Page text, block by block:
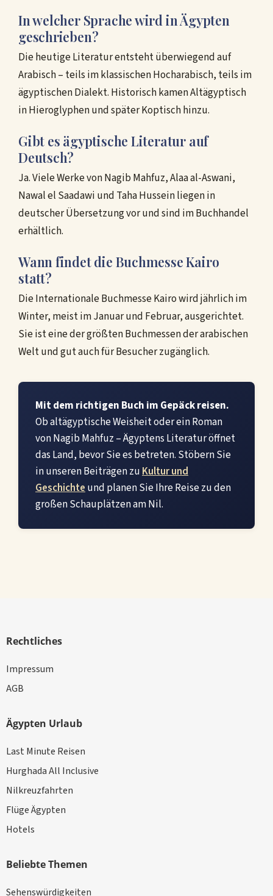
In welcher Sprache wird in Ägypten
geschrieben?
Die heutige Literatur entsteht überwiegend auf
Arabisch – teils im klassischen Hocharabisch, teils im
ägyptischen Dialekt. Historisch kamen Altägyptisch
in Hieroglyphen und später Koptisch hinzu.
Gibt es ägyptische Literatur auf
Deutsch?
Ja. Viele Werke von Nagib Mahfuz, Alaa al-Aswani,
Nawal el Saadawi und Taha Hussein liegen in
deutscher Übersetzung vor und sind im Buchhandel
erhältlich.
Wann findet die Buchmesse Kairo
statt?
Die Internationale Buchmesse Kairo wird jährlich im
Winter, meist im Januar und Februar, ausgerichtet.
Sie ist eine der größten Buchmessen der arabischen
Welt und gut auch für Besucher zugänglich.
Mit dem richtigen Buch im Gepäck reisen.
Ob altägyptische Weisheit oder ein Roman
von Nagib Mahfuz – Ägyptens Literatur öffnet
das Land, bevor Sie es betreten. Stöbern Sie
in unseren Beiträgen zu Kultur und
Geschichte und planen Sie Ihre Reise zu den
großen Schauplätzen am Nil.
Rechtliches
Impressum
AGB
Ägypten Urlaub
Last Minute Reisen
Hurghada All Inclusive
Nilkreuzfahrten
Flüge Ägypten
Hotels
Beliebte Themen
Sehenswürdigkeiten